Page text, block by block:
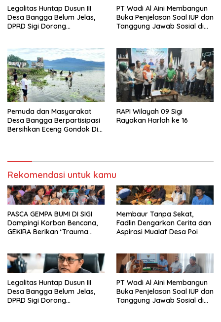
Legalitas Huntap Dusun III
Desa Bangga Belum Jelas,
DPRD Sigi Dorong
PT Wadi Al Aini Membangun
Buka Penjelasan Soal IUP dan
Tanggung Jawab Sosial di
Pemuda dan Masyarakat
Desa Bangga Berpartisipasi
Bersihkan Eceng Gondok Di
RAPI Wilayah 09 Sigi
Rayakan Harlah ke 16
Rekomendasi untuk kamu
PASCA GEMPA BUMI DI SIGI
Dampingi Korban Bencana,
GEKIRA Berikan ‘Trauma
Membaur Tanpa Sekat,
Fadlin Dengarkan Cerita dan
Aspirasi Mualaf Desa Poi
Legalitas Huntap Dusun III
Desa Bangga Belum Jelas,
DPRD Sigi Dorong
PT Wadi Al Aini Membangun
Buka Penjelasan Soal IUP dan
Tanggung Jawab Sosial di